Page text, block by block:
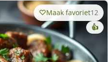
Maak favoriet12
👍